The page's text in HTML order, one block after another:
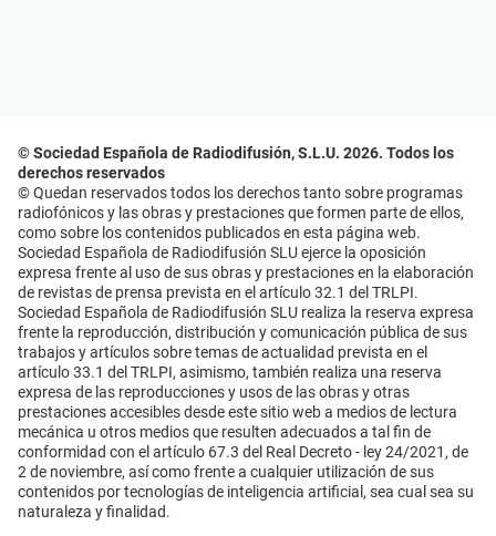
© Sociedad Española de Radiodifusión, S.L.U. 2026. Todos los
derechos reservados
© Quedan reservados todos los derechos tanto sobre programas
radiofónicos y las obras y prestaciones que formen parte de ellos,
como sobre los contenidos publicados en esta página web.
Sociedad Española de Radiodifusión SLU ejerce la oposición
expresa frente al uso de sus obras y prestaciones en la elaboración
de revistas de prensa prevista en el artículo 32.1 del TRLPI.
Sociedad Española de Radiodifusión SLU realiza la reserva expresa
frente la reproducción, distribución y comunicación pública de sus
trabajos y artículos sobre temas de actualidad prevista en el
artículo 33.1 del TRLPI, asimismo, también realiza una reserva
expresa de las reproducciones y usos de las obras y otras
prestaciones accesibles desde este sitio web a medios de lectura
mecánica u otros medios que resulten adecuados a tal fin de
conformidad con el artículo 67.3 del Real Decreto - ley 24/2021, de
2 de noviembre, así como frente a cualquier utilización de sus
contenidos por tecnologías de inteligencia artificial, sea cual sea su
naturaleza y finalidad.